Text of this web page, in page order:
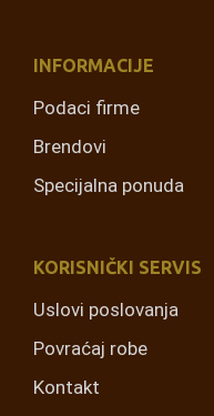
INFORMACIJE
Podaci firme
Brendovi
Specijalna ponuda
KORISNIČKI SERVIS
Uslovi poslovanja
Povraćaj robe
Kontakt